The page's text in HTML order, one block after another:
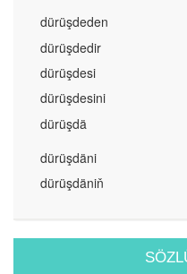
dürüşdeden
dürüşdedir
dürüşdesi
dürüşdesini
dürüşdä
dürüşdäni
dürüşdäniň